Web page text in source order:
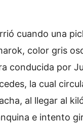
cuando una
color gris
conducida por
la cual
al llegar al
e intento